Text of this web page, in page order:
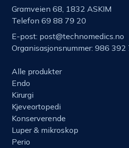
Gramveien 68, 1832 ASKIM
Telefon 69 88 79 20
E-post: post@technomedics.no
Organisasjonsnummer: 986 392
Alle produkter
Endo
Kirurgi
Kjeveortopedi
Konserverende
Luper & mikroskop
Perio